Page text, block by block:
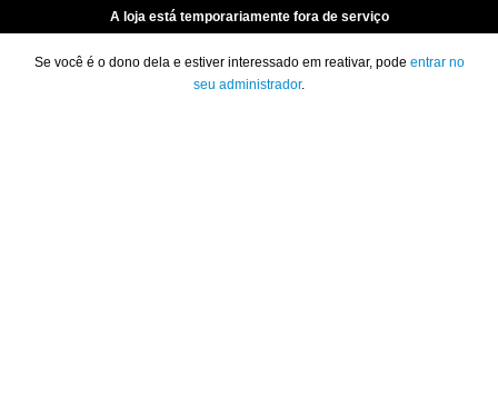
A loja está temporariamente fora de serviço
Se você é o dono dela e estiver interessado em reativar, pode entrar no
seu administrador.